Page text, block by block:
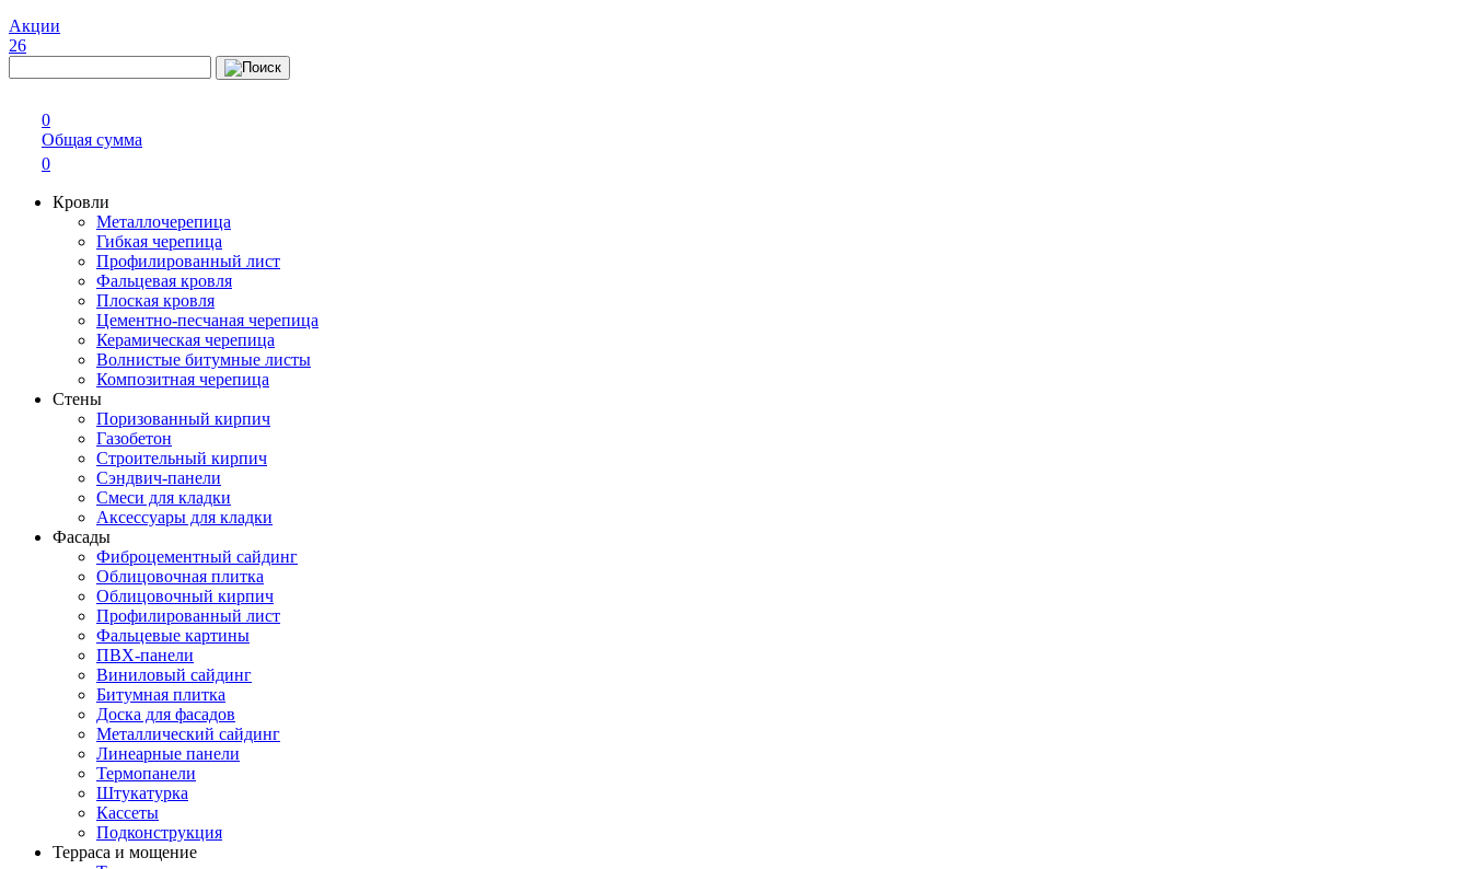
Акции
26
0
Общая сумма
0
Кровли
Металлочерепица
Гибкая черепица
Профилированный лист
Фальцевая кровля
Плоская кровля
Цементно-песчаная черепица
Керамическая черепица
Волнистые битумные листы
Композитная черепица
Стены
Поризованный кирпич
Газобетон
Строительный кирпич
Сэндвич-панели
Смеси для кладки
Аксессуары для кладки
Фасады
Фиброцементный сайдинг
Облицовочная плитка
Облицовочный кирпич
Профилированный лист
Фальцевые картины
ПВХ-панели
Виниловый сайдинг
Битумная плитка
Доска для фасадов
Металлический сайдинг
Линеарные панели
Термопанели
Штукатурка
Кассеты
Подконструкция
Терраса и мощение